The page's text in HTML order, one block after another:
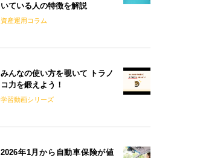
いている人の特徴を解説
資産運用コラム
みんなの使い方を覗いて トラノ
コ力を鍛えよう！
学習動画シリーズ
2026年1月から自動車保険が値